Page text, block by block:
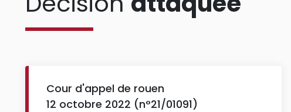
Cour d'appel de rouen
12 octobre 2022 (n°21/01091)